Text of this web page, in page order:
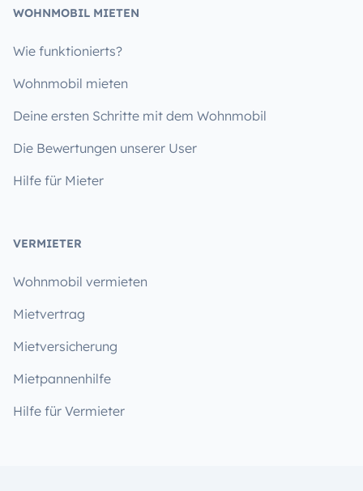
WOHNMOBIL MIETEN
Wie funktionierts?
Wohnmobil mieten
Deine ersten Schritte mit dem Wohnmobil
Die Bewertungen unserer User
Hilfe für Mieter
VERMIETER
Wohnmobil vermieten
Mietvertrag
Mietversicherung
Mietpannenhilfe
Hilfe für Vermieter